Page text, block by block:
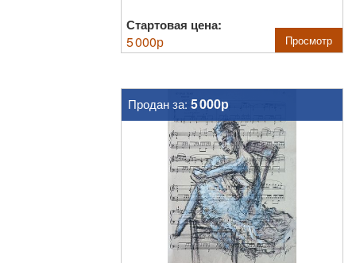
Стартовая цена:
5 000р Просмотр
Продан за: 5 000р